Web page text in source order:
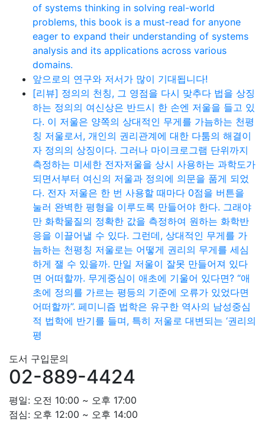
of systems thinking in solving real-world
problems, this book is a must-read for anyone
eager to expand their understanding of systems
analysis and its applications across various
domains.
앞으로의 연구와 저서가 많이 기대됩니다!
[리뷰] 정의의 천칭, 그 영점을 다시 맞추다 법을 상징
하는 정의의 여신상은 반드시 한 손엔 저울을 들고 있
다. 이 저울은 양쪽의 상대적인 무게를 가늠하는 천평
칭 저울로서, 개인의 권리관계에 대한 다툼의 해결이
자 정의의 상징이다. 그러나 마이크로그램 단위까지
측정하는 미세한 전자저울을 상시 사용하는 과학도가
되면서부터 여신의 저울과 정의에 의문을 품게 되었
다. 전자 저울은 한 번 사용할 때마다 0점을 버튼을
눌러 완벽한 평형을 이루도록 만들어야 한다. 그래야
만 화학물질의 정확한 값을 측정하여 원하는 화학반
응을 이끌어낼 수 있다. 그런데, 상대적인 무게를 가
늠하는 천평칭 저울로는 어떻게 권리의 무게를 세심
하게 잴 수 있을까. 만일 저울이 잘못 만들어져 있다
면 어떠할까. 무게중심이 애초에 기울어 있다면? “애
초에 정의를 가르는 평등의 기준에 오류가 있었다면
어떠할까”. 페미니즘 법학은 유구한 역사의 남성중심
적 법학에 반기를 들며, 특히 저울로 대변되는 ‘권리의
평
도서 구입문의
02-889-4424
평일: 오전 10:00 ~ 오후 17:00
점심: 오후 12:00 ~ 오후 14:00